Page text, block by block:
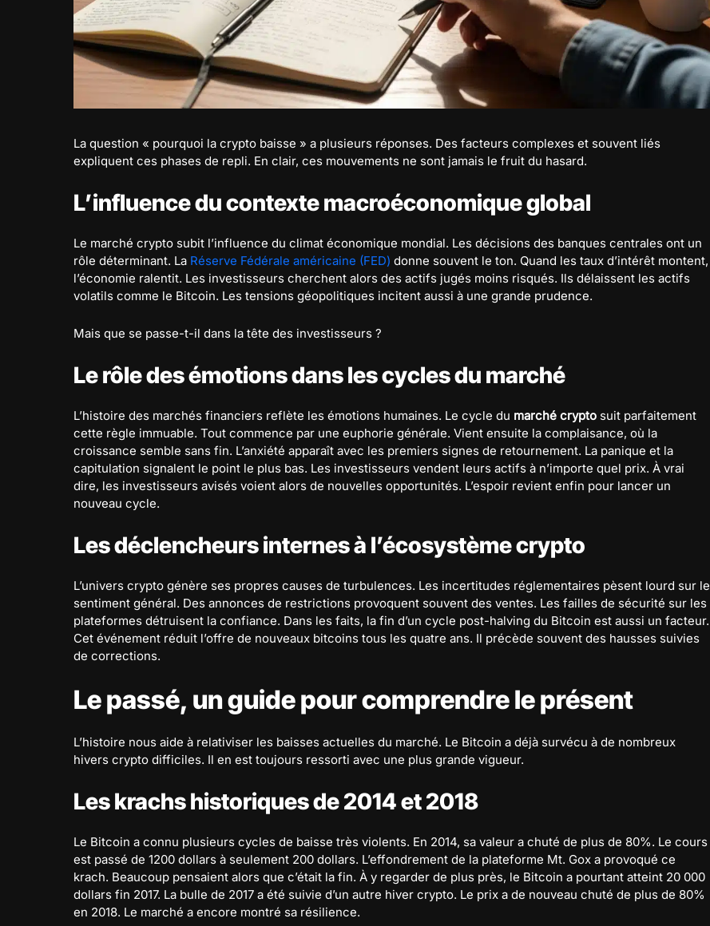
La question « pourquoi la crypto baisse » a plusieurs réponses. Des facteurs complexes et souvent liés
expliquent ces phases de repli. En clair, ces mouvements ne sont jamais le fruit du hasard.
L’influence du contexte macroéconomique global
Le marché crypto subit l’influence du climat économique mondial. Les décisions des banques centrales ont un
rôle déterminant. La Réserve Fédérale américaine (FED) donne souvent le ton. Quand les taux d’intérêt montent,
l’économie ralentit. Les investisseurs cherchent alors des actifs jugés moins risqués. Ils délaissent les actifs
volatils comme le Bitcoin. Les tensions géopolitiques incitent aussi à une grande prudence.
Mais que se passe-t-il dans la tête des investisseurs ?
Le rôle des émotions dans les cycles du marché
L’histoire des marchés financiers reflète les émotions humaines. Le cycle du marché crypto suit parfaitement
cette règle immuable. Tout commence par une euphorie générale. Vient ensuite la complaisance, où la
croissance semble sans fin. L’anxiété apparaît avec les premiers signes de retournement. La panique et la
capitulation signalent le point le plus bas. Les investisseurs vendent leurs actifs à n’importe quel prix. À vrai
dire, les investisseurs avisés voient alors de nouvelles opportunités. L’espoir revient enfin pour lancer un
nouveau cycle.
Les déclencheurs internes à l’écosystème crypto
L’univers crypto génère ses propres causes de turbulences. Les incertitudes réglementaires pèsent lourd sur le
sentiment général. Des annonces de restrictions provoquent souvent des ventes. Les failles de sécurité sur les
plateformes détruisent la confiance. Dans les faits, la fin d’un cycle post-halving du Bitcoin est aussi un facteur.
Cet événement réduit l’offre de nouveaux bitcoins tous les quatre ans. Il précède souvent des hausses suivies
de corrections.
Le passé, un guide pour comprendre le présent
L’histoire nous aide à relativiser les baisses actuelles du marché. Le Bitcoin a déjà survécu à de nombreux
hivers crypto difficiles. Il en est toujours ressorti avec une plus grande vigueur.
Les krachs historiques de 2014 et 2018
Le Bitcoin a connu plusieurs cycles de baisse très violents. En 2014, sa valeur a chuté de plus de 80%. Le cours
est passé de 1200 dollars à seulement 200 dollars. L’effondrement de la plateforme Mt. Gox a provoqué ce
krach. Beaucoup pensaient alors que c’était la fin. À y regarder de plus près, le Bitcoin a pourtant atteint 20 000
dollars fin 2017. La bulle de 2017 a été suivie d’un autre hiver crypto. Le prix a de nouveau chuté de plus de 80%
en 2018. Le marché a encore montré sa résilience.